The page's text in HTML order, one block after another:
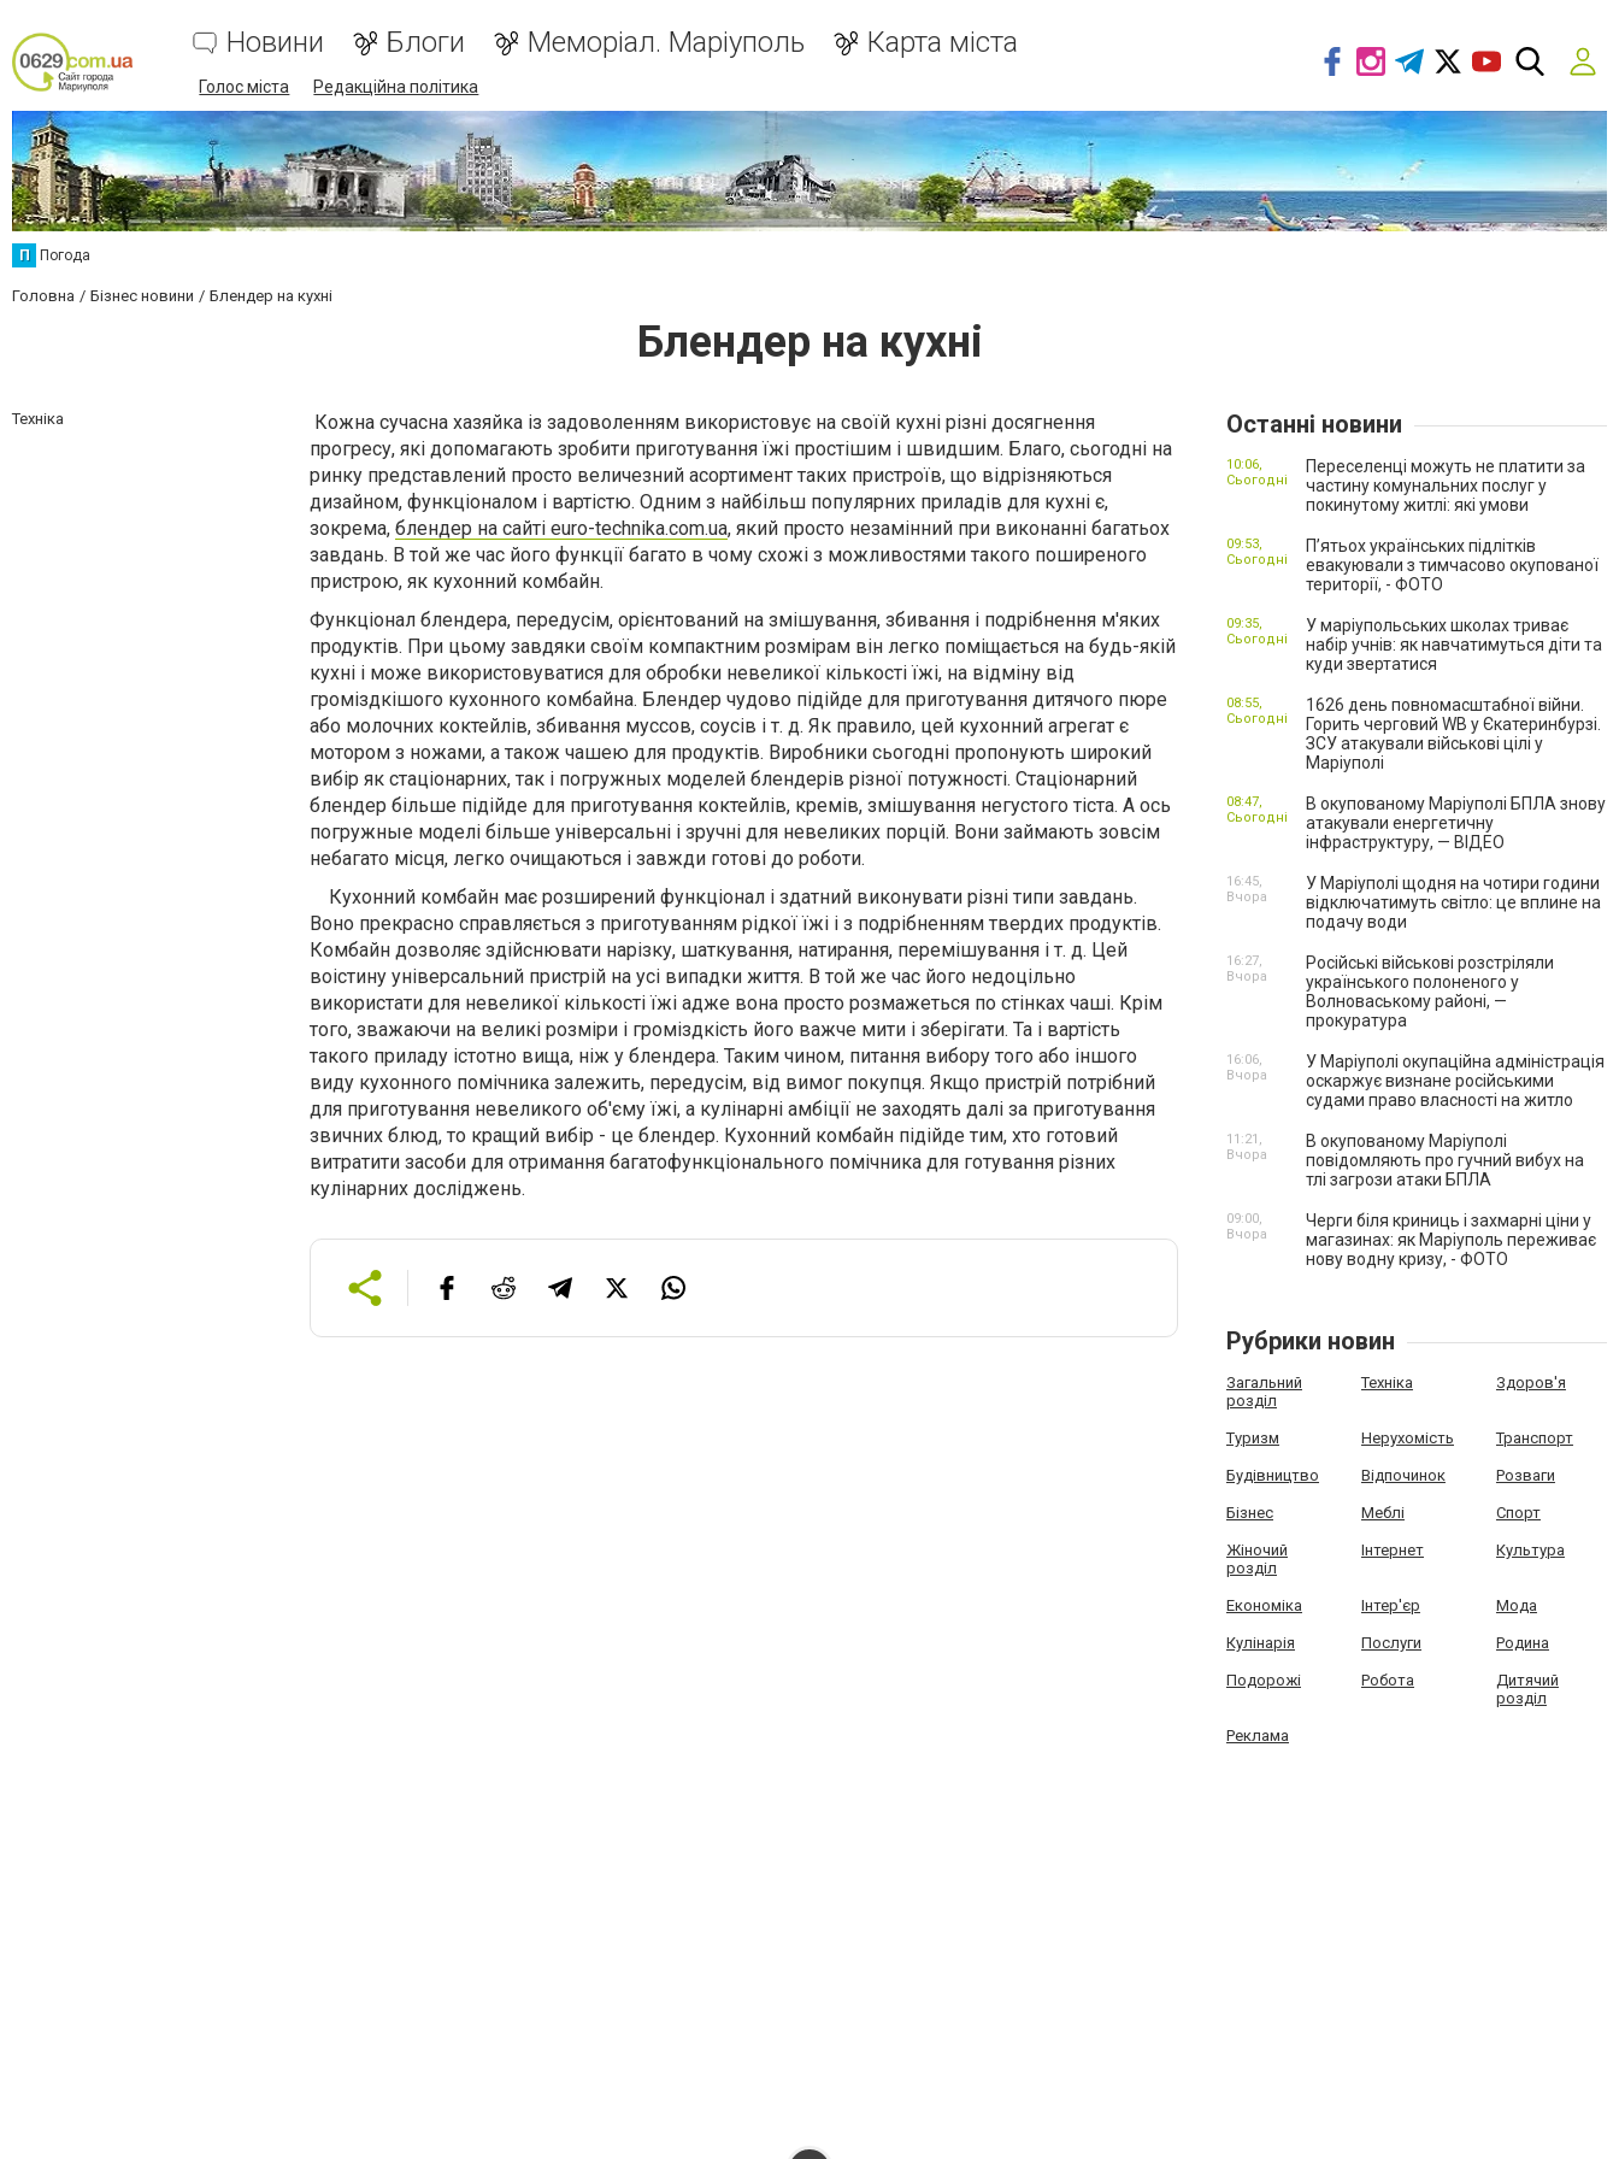
Новини Блоги Меморіал. Маріуполь Карта міста
Голос міста Редакційна політика
П Погода
Головна Бізнес новини Блендер на кухні
Блендер на кухні
Техніка
Кожна сучасна хазяйка із задоволенням використовує на своїй кухні різні досягнення
прогресу, які допомагають зробити приготування їжі простішим і швидшим. Благо, сьогодні на
ринку представлений просто величезний асортимент таких пристроїв, що відрізняються
дизайном, функціоналом і вартістю. Одним з найбільш популярних приладів для кухні є,
зокрема, блендер на сайті euro-technika.com.ua, який просто незамінний при виконанні багатьох
завдань. В той же час його функції багато в чому схожі з можливостями такого поширеного
пристрою, як кухонний комбайн.
Функціонал блендера, передусім, орієнтований на змішування, збивання і подрібнення м'яких
продуктів. При цьому завдяки своїм компактним розмірам він легко поміщається на будь-якій
кухні і може використовуватися для обробки невеликої кількості їжі, на відміну від
громіздкішого кухонного комбайна. Блендер чудово підійде для приготування дитячого пюре
або молочних коктейлів, збивання муссов, соусів і т. д. Як правило, цей кухонний агрегат є
мотором з ножами, а також чашею для продуктів. Виробники сьогодні пропонують широкий
вибір як стаціонарних, так і погружных моделей блендерів різної потужності. Стаціонарний
блендер більше підійде для приготування коктейлів, кремів, змішування негустого тіста. А ось
погружные моделі більше універсальні і зручні для невеликих порцій. Вони займають зовсім
небагато місця, легко очищаються і завжди готові до роботи.
Кухонний комбайн має розширений функціонал і здатний виконувати різні типи завдань.
Воно прекрасно справляється з приготуванням рідкої їжі і з подрібненням твердих продуктів.
Комбайн дозволяє здійснювати нарізку, шаткування, натирання, перемішування і т. д. Цей
воістину універсальний пристрій на усі випадки життя. В той же час його недоцільно
використати для невеликої кількості їжі адже вона просто розмажеться по стінках чаші. Крім
того, зважаючи на великі розміри і громіздкість його важче мити і зберігати. Та і вартість
такого приладу істотно вища, ніж у блендера. Таким чином, питання вибору того або іншого
виду кухонного помічника залежить, передусім, від вимог покупця. Якщо пристрій потрібний
для приготування невеликого об'єму їжі, а кулінарні амбіції не заходять далі за приготування
звичних блюд, то кращий вибір - це блендер. Кухонний комбайн підійде тим, хто готовий
витратити засоби для отримання багатофункціонального помічника для готування різних
кулінарних досліджень.
Останні новини
Переселенці можуть не платити за
частину комунальних послуг у
покинутому житлі: які умови
10:06,
Сьогодні
П’ятьох українських підлітків
евакуювали з тимчасово окупованої
території, - ФОТО
09:53,
Сьогодні
У маріупольських школах триває
набір учнів: як навчатимуться діти та
куди звертатися
09:35,
Сьогодні
1626 день повномасштабної війни.
Горить черговий WB у Єкатеринбурзі.
ЗСУ атакували військові цілі у
Маріуполі
08:55,
Сьогодні
В окупованому Маріуполі БПЛА знову
атакували енергетичну
інфраструктуру, — ВІДЕО
08:47,
Сьогодні
У Маріуполі щодня на чотири години
відключатимуть світло: це вплине на
подачу води
16:45,
Вчора
Російські військові розстріляли
українського полоненого у
Волноваському районі, —
прокуратура
16:27,
Вчора
У Маріуполі окупаційна адміністрація
оскаржує визнане російськими
судами право власності на житло
16:06,
Вчора
В окупованому Маріуполі
повідомляють про гучний вибух на
тлі загрози атаки БПЛА
11:21,
Вчора
Черги біля криниць і захмарні ціни у
магазинах: як Маріуполь переживає
нову водну кризу, - ФОТО
09:00,
Вчора
Рубрики новин
Загальний
розділ
Техніка Здоров'я
Туризм Нерухомість Транспорт
Будівництво Відпочинок Розваги
Бізнес Меблі Спорт
Жіночий
розділ
Інтернет Культура
Економіка Інтер'єр Мода
Кулінарія Послуги Родина
Подорожі Робота
Дитячий
розділ
Реклама